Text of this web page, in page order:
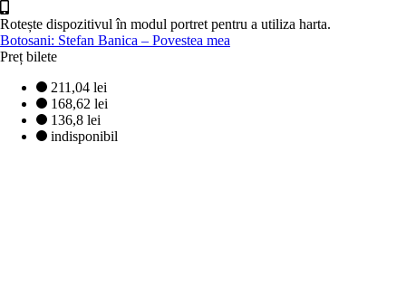
Rotește dispozitivul în modul portret pentru a utiliza harta.
Botosani: Stefan Banica – Povestea mea
Preț bilete
211,04 lei
168,62 lei
136,8 lei
indisponibil